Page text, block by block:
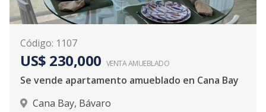
Código: 1107
US$ 230,000 VENTA AMUEBLADO
Se vende apartamento amueblado en Cana Bay
Cana Bay, Bávaro